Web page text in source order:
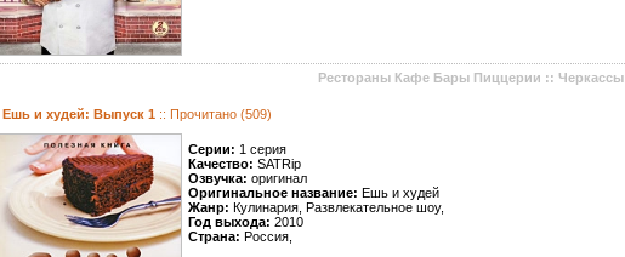
Рестораны Кафе Бары Пиццерии :: Черкассы
Ешь и худей: Выпуск 1 :: Прочитано (509)
Серии: 1 серия
Качество: SATRip
Озвучка: оригинал
Оригинальное название: Ешь и худей
Жанр: Кулинария, Развлекательное шоу,
Год выхода: 2010
Страна: Россия,